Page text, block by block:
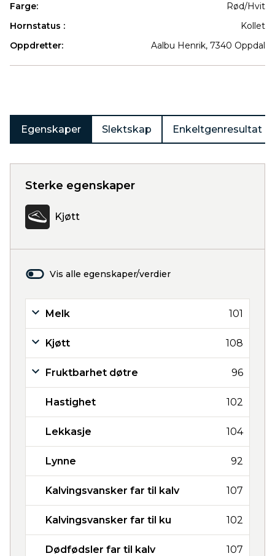
Farge:
Rød/Hvit
Hornstatus :
Kollet
Oppdretter:
Aalbu Henrik, 7340 Oppdal
Egenskaper Slektskap Enkeltgenresultat
Sterke egenskaper
Kjøtt
Vis alle egenskaper/verdier
Melk 101
Kjøtt 108
Fruktbarhet døtre 96
Hastighet 102
Lekkasje 104
Lynne 92
Kalvingsvansker far til kalv 107
Kalvingsvansker far til ku 102
Dødfødsler far til kalv 107